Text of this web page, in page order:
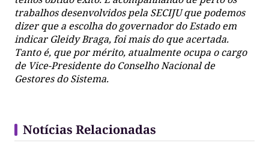
trabalhos desenvolvidos pela SECIJU que podemos
dizer que a escolha do governador do Estado em
indicar Gleidy Braga, foi mais do que acertada.
Tanto é, que por mérito, atualmente ocupa o cargo
de Vice-Presidente do Conselho Nacional de
Gestores do Sistema.
Notícias Relacionadas